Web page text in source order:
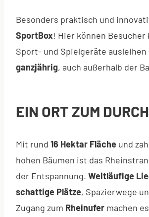
Besonders praktisch und
SportBox! Hier können Besucher
Sport- und Spielgeräte ausleihen
ganzjährig, auch außerhalb der
EIN ORT ZUM
Mit rund 16 Hektar Fläche und
hohen Bäumen ist das
der Entspannung. Weitläufige
schattige Plätze, Spazierwege
Zugang zum Rheinufer machen